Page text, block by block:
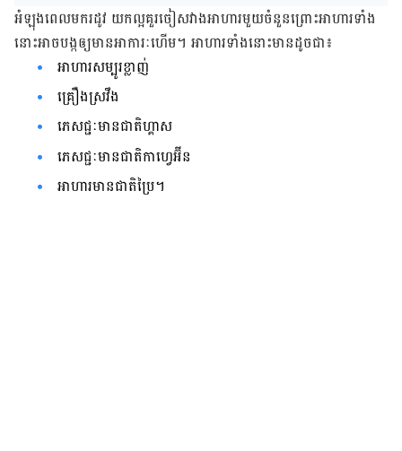
អំឡុង​ពេល​មក​​រដូវ យក​ល្អ​គួរ​ចៀសវាង​អាហារ​មួយ​ចំនួន​ព្រោះ​អាហារ​ទាំង​
នោះ​អាច​បង្ក​ឲ្យ​មាន​អាការៈ​ហើម​។ អាហារ​ទាំង​នោះ​មាន​ដូចជា៖
អាហារ​សម្បូរ​ខ្លាញ់
គ្រឿងស្រវឹង
ភេសជ្ជៈ​មាន​ជាតិ​ហ្គាស
ភេសជ្ជៈ​មាន​ជាតិ​កាហ្វេអ៊ីន
អាហារ​មាន​ជាតិ​ប្រៃ។